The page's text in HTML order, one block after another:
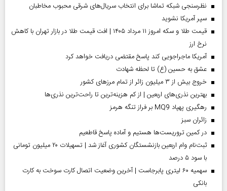
نظرسنجی شبکه تماشا برای انتخاب سریال‌های شرقی محبوب مخاطبان
سپر آمریکا نشوید
قیمت طلا و سکه امروز ۱۱ مرداد ۱۴۰۵ | افت قیمت طلا در بازار تهران با کاهش
نرخ ارز
آمریکا ماجراجویی کند پاسخ مقتضی دریافت خواهد کرد
عشق به حسین (ع) تا لحظه شهادت
خروج بیش از ۳ میلیون زائر از تمام مرز‌های کشور
بهترین نذری‌های اربعین | از کم هزینه‌ترین تا راحت‌ترین نذری‌ها
رهگیری پهپاد MQ9 بر فراز تنگه هرمز
‌زائران سبز
در کمین تروریست‌ها هستیم و آماده پاسخ قاطعیم
ثبت‌نام وام اربعین بازنشستگان کشوری آغاز شد | تسهیلات ۲۰ میلیون تومانی
با سود ۵ درصد
سهمیه ۶۰ لیتری پابرجاست | آخرین وضعیت اتصال کارت سوخت به کارت
بانکی